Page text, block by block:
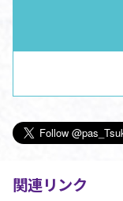
関連リンク